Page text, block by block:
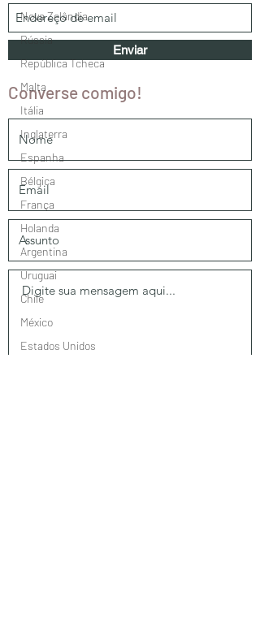
Enviar
Nova Zelândia
Rússia
República Tcheca
Malta
Itália
Inglaterra
Espanha
Bélgica
França
Holanda
Argentina
Uruguai
Chile
México
Estados Unidos
Converse comigo!